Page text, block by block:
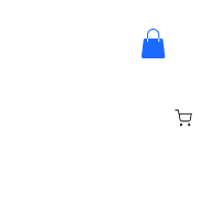
Log In